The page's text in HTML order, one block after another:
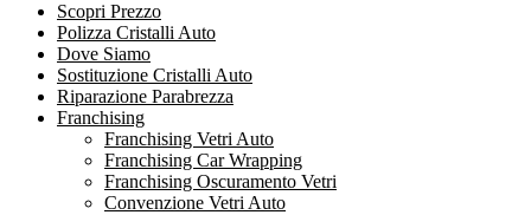
Scopri Prezzo
Polizza Cristalli Auto
Dove Siamo
Sostituzione Cristalli Auto
Riparazione Parabrezza
Franchising
Franchising Vetri Auto
Franchising Car Wrapping
Franchising Oscuramento Vetri
Convenzione Vetri Auto